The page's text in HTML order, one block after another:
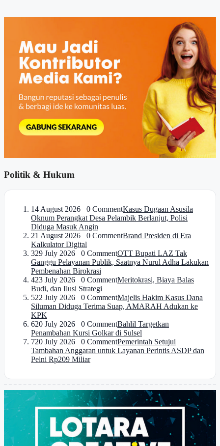
Politik & Hukum
14 August 2026 0 CommentKasus Dugaan Asusila
Oknum Perangkat Desa Pelambik Berlanjut, Polisi
Diduga Masuk Angin
21 August 2026 0 CommentBrand Presiden di Era
Kalkulator Digital
329 July 2026 0 CommentOTT Bupati LAZ Tak
Ganggu Pelayanan Publik, Saatnya Nurul Adha Lakukan
Pembenahan Birokrasi
423 July 2026 0 CommentMeritokrasi, Biaya Balas
Budi, dan Ilusi Strategi
522 July 2026 0 CommentMajelis Hakim Kasus Dana
Siluman Diduga Terima Suap, AMARAH Adukan ke
KPK
620 July 2026 0 CommentBahlil Targetkan
Penambahan Kursi Golkar di Sulsel
720 July 2026 0 CommentPemerintah Setujui
Tambahan Anggaran untuk Layanan Perintis ASDP dan
Pelni Rp209 Miliar